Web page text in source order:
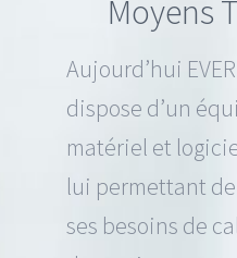
Moyens
Aujourd’hui
dispose d’un
matériel et
lui permettant
ses besoins de